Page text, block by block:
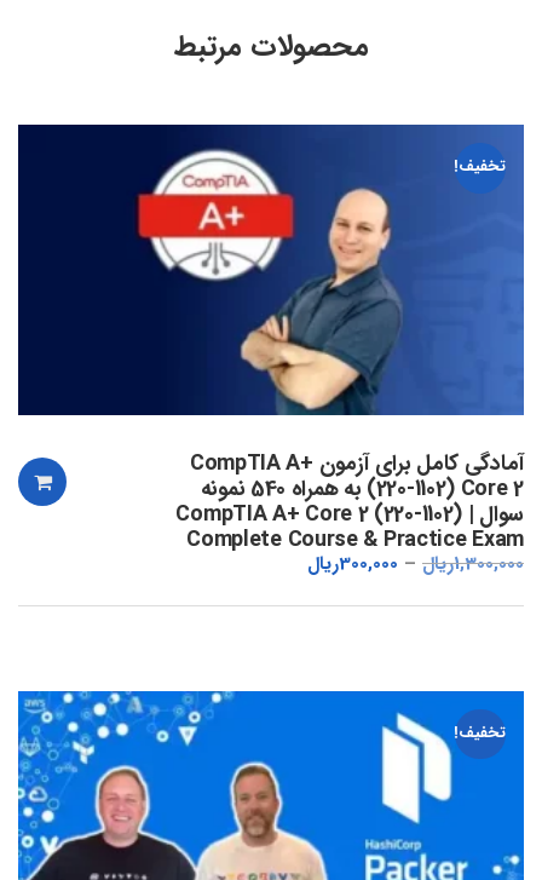
محصولات مرتبط
تخفیف!
آمادگی کامل برای آزمون CompTIA A+
(220-1102) Core 2 به همراه 540 نمونه
سوال | CompTIA A+ Core 2 (220-1102)
Complete Course & Practice Exam
1,300,000ریال 300,000ریال
تخفیف!